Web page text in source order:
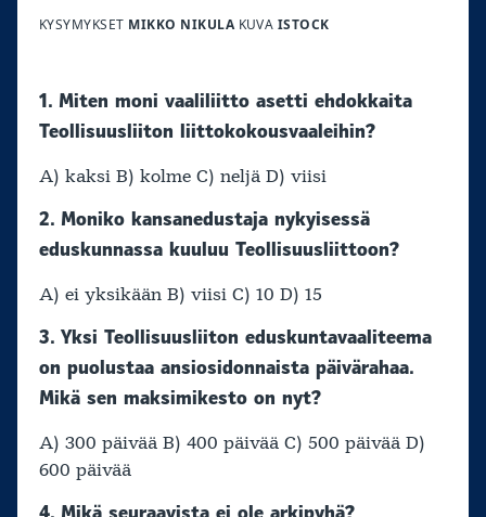
KYSYMYKSET MIKKO NIKULAKUVA ISTOCK
1. Miten moni vaaliliitto asetti ehdokkaita
Teollisuusliiton liittokokousvaaleihin?
A) kaksi B) kolme C) neljä D) viisi
2. Moniko kansanedustaja nykyisessä
eduskunnassa kuuluu Teollisuusliittoon?
A) ei yksikään B) viisi C) 10 D) 15
3. Yksi Teollisuusliiton eduskuntavaaliteema
on puolustaa ansiosidonnaista päivärahaa.
Mikä sen maksimikesto on nyt?
A) 300 päivää B) 400 päivää C) 500 päivää D)
600 päivää